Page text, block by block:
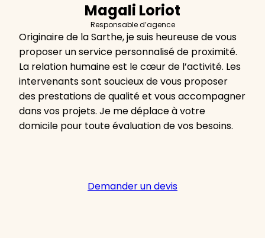
Magali Loriot
Responsable d’agence
Originaire de la Sarthe, je suis heureuse de vous
proposer un service personnalisé de proximité.
La relation humaine est le cœur de l’activité. Les
intervenants sont soucieux de vous proposer
des prestations de qualité et vous accompagner
dans vos projets. Je me déplace à votre
domicile pour toute évaluation de vos besoins.
Demander un devis